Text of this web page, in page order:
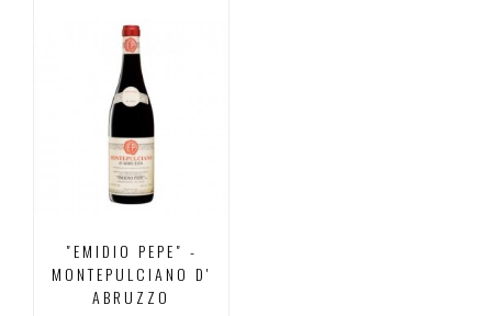
"EMIDIO PEPE" -
MONTEPULCIANO D'
ABRUZZO